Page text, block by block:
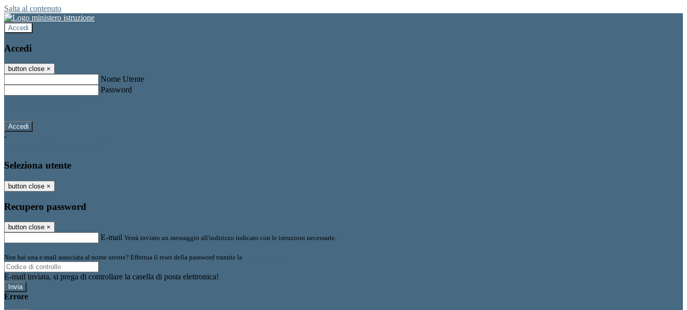
Salta al contenuto
Accedi
Accedi
button close ×
Nome Utente
Password
-
Seleziona utente
button close ×
Recupero password
button close ×
E-mail Verrà inviato un messaggio all'indirizzo indicato con le istruzioni necessarie.
Non hai una e-mail associata al nome utente? Effettua il reset della password tramite la
E-mail inviata, si prega di controllare la casella di posta elettronica!
Errore